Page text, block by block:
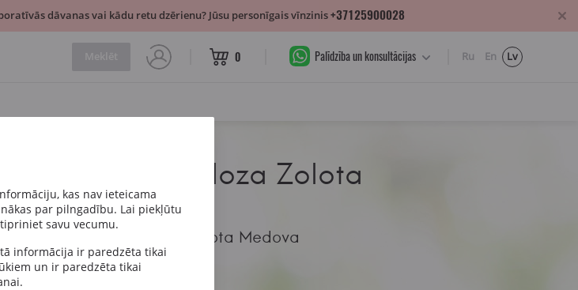
0 Palīdzība un konsultācijas Ru En Lv
Psenicna Sloza Zolota
Medova
Psenicna Sloza Zolota Medova
Artikuls
kas nav ieteicama
par pilngadību. Lai piekļūtu
savu vecumu.
informācija ir paredzēta tikai
un ir paredzēta tikai
dāvanas vai kādu retu dzērienu? Jūsu personīgais vīnzinis+37125900028